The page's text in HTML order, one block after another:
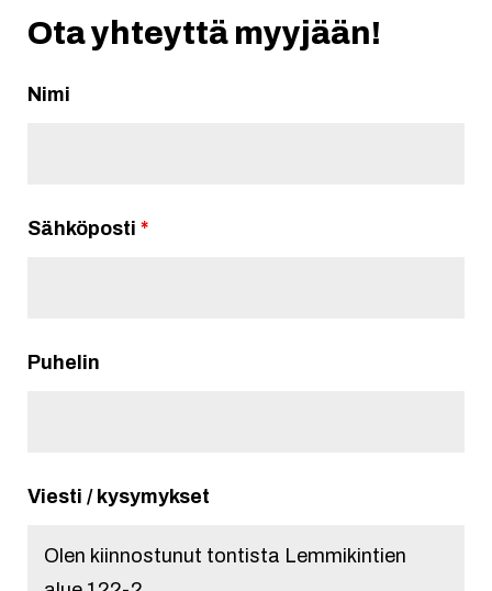
Ota yhteyttä myyjään!
Nimi
Sähköposti *
Puhelin
Viesti / kysymykset